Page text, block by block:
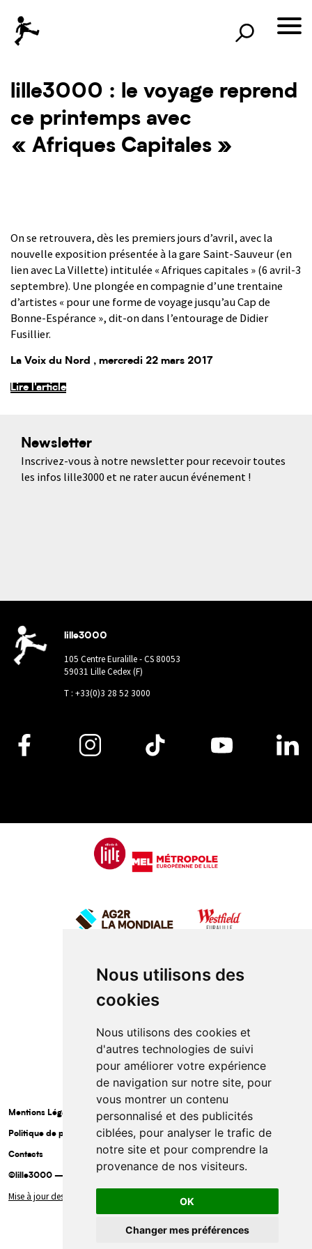
Nous utilisons des
cookies
Nous utilisons des cookies et
d'autres technologies de suivi
pour améliorer votre expérience
de navigation sur notre site, pour
vous montrer un contenu
personnalisé et des publicités
ciblées, pour analyser le trafic de
notre site et pour comprendre la
provenance de nos visiteurs.
OK
Changer mes préférences
le voyage continue
Rechercher ×
lille3000 : le voyage reprend
ce printemps avec
« Afriques Capitales »
On se retrouvera, dès les premiers jours d’avril, avec la
nouvelle exposition présentée à la gare Saint-Sauveur (en
lien avec La Villette) intitulée « Afriques capitales » (6 avril-3
septembre). Une plongée en compagnie d’une trentaine
d’artistes « pour une forme de voyage jusqu’au Cap de
Bonne-Espérance », dit-on dans l’entourage de Didier
Fusillier.
La Voix du Nord , mercredi 22 mars 2017
Lire l'article
Newsletter
Inscrivez-vous à notre newsletter pour recevoir toutes
les infos lille3000 et ne rater aucun événement !
lille3000
105 Centre Euralille - CS 80053
59031 Lille Cedex (F)
T : +33(0)3 28 52 3000
Mentions Légales
Politique de protection des données à caractère personnel
Contacts
©lille3000 — 2025
Mise à jour des cookies